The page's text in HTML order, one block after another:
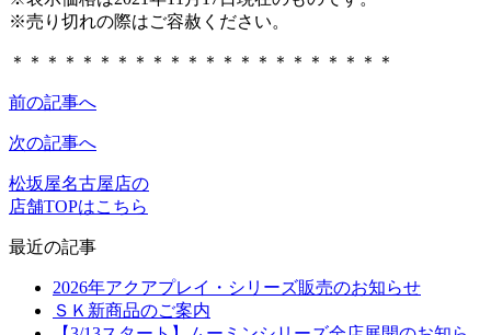
※売り切れの際はご容赦ください。
＊＊＊＊＊＊＊＊＊＊＊＊＊＊＊＊＊＊＊＊＊＊
前の記事へ
次の記事へ
松坂屋名古屋店の
店舗TOPはこちら
最近の記事
2026年アクアプレイ・シリーズ販売のお知らせ
ＳＫ新商品のご案内